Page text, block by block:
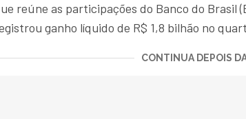
reúne as participações do Banco do Brasil
ganho líquido de R$ 1,8 bilhão no
CONTINUA DEPOIS